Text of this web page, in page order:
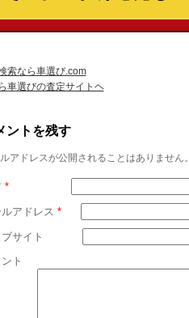
索なら車選び.com
車選びの査定サイトヘ
ントを残す
アドレスが公開されることはありません。
*
ルアドレス *
サイト
ト